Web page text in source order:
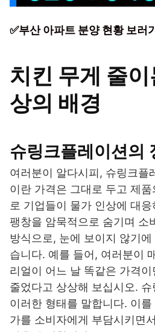
✅부산 아파트 분양 현황 보러
치킨 무게 줄
상의 배경
슈링크플레이션의
여러분이 알다시피, 슈링크
이란 가격은 그대로 두고 제
로 기업들이 물가 인상에 대
팽창을 암묵적으로 숨기며 소
방식으로, 눈에 보이지 않기
습니다. 예를 들어, 여러분이
리얼이 어느 날 똑같은 가격
줄었다고 상상해 보십시오.
이러한 형태를 말합니다. 이
가를 소비자에게 부담시키면